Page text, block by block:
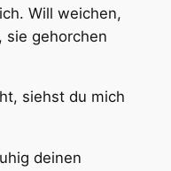
Will weichen,
sie gehorchen
siehst du mich
deinen